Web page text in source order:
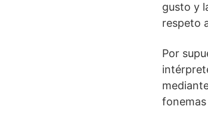
gusto y
respeto
Por
fonemas